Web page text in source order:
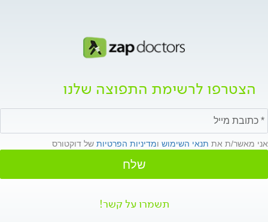
הצטרפו לרשימת התפוצה שלנו
אני מאשר/ת את תנאי השימוש ומדיניות הפרטיות של דוקטורס
שלח
תשמרו על קשר!